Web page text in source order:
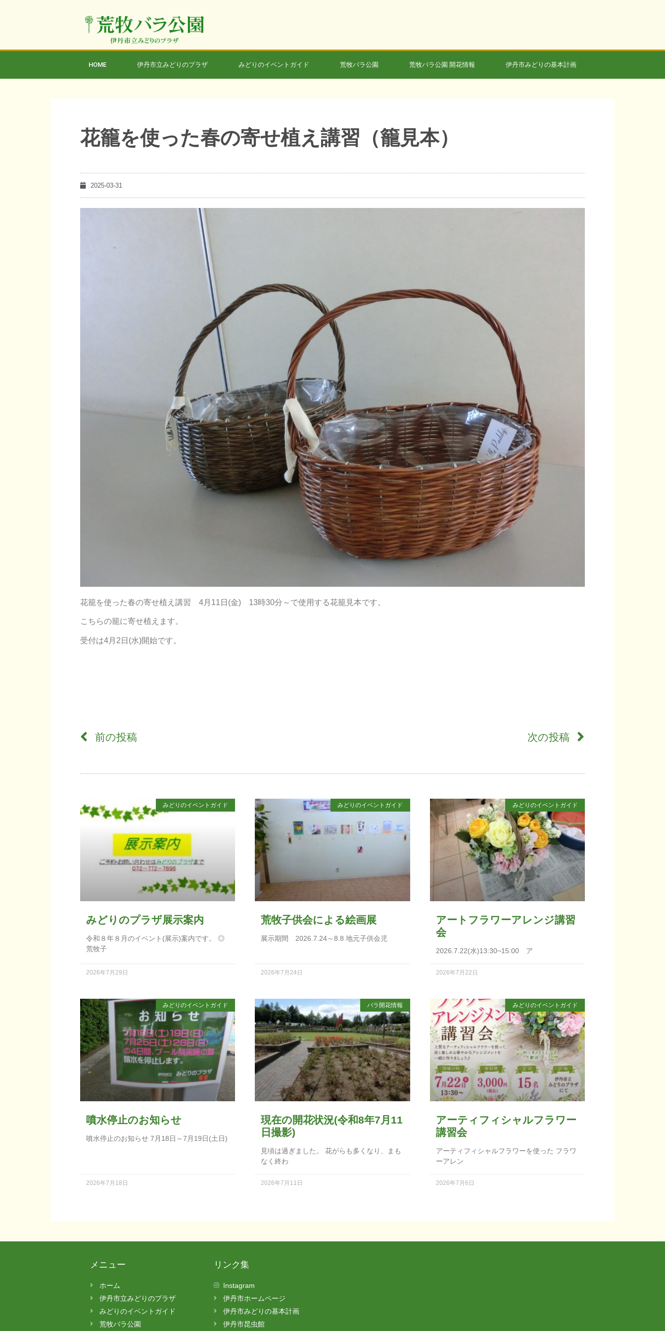
HOME 伊丹市立みどりのプラザ みどりのイベントガイド 荒牧バラ公園 荒牧バラ公園 開花情報 伊丹市みどりの基本計画
花籠を使った春の寄せ植え講習（籠見本）
2025-03-31
花籠を使った春の寄せ植え講習 4月11日(金) 13時30分～で使用する花籠見本です。
こちらの籠に寄せ植えます。
受付は4月2日(水)開始です。
前の投稿 次の投稿
みどりのイベントガイド
みどりのプラザ展示案内
令和８年８月のイベント(展示)案内です。 ◎
荒牧子
2026年7月29日
みどりのイベントガイド
荒牧子供会による絵画展
展示期間 2026.7.24～8.8 地元子供会児
2026年7月24日
みどりのイベントガイド
アートフラワーアレンジ講習
会
2026.7.22(水)13:30~15:00 ア
2026年7月22日
みどりのイベントガイド
噴水停止のお知らせ
噴水停止のお知らせ 7月18日～7月19日(土日)
2026年7月18日
バラ開花情報
現在の開花状況(令和8年7月11
日撮影)
見頃は過ぎました。 花がらも多くなり、まも
なく終わ
2026年7月11日
みどりのイベントガイド
アーティフィシャルフラワー
講習会
アーティフィシャルフラワーを使った フラワ
ーアレン
2026年7月6日
メニュー
ホーム
伊丹市立みどりのプラザ
みどりのイベントガイド
荒牧バラ公園
リンク集
Instagram
伊丹市ホームページ
伊丹市みどりの基本計画
伊丹市昆虫館